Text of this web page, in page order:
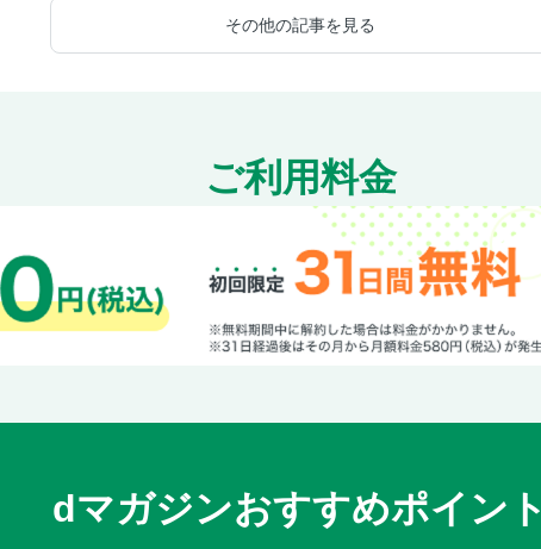
その他の記事を見る
ご利用料金
dマガジンおすすめポイント